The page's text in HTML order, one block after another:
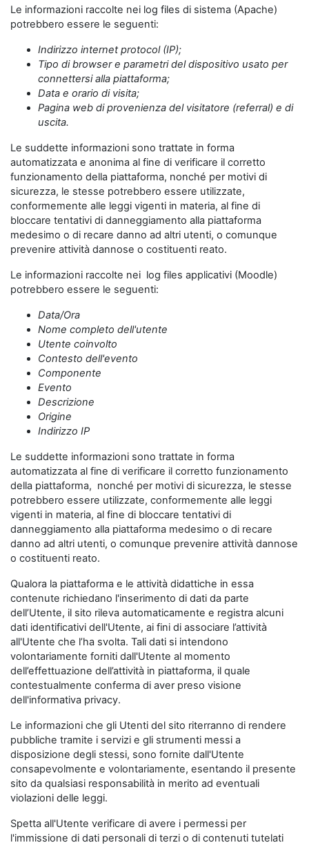
Le informazioni raccolte nei log files di sistema (Apache)
potrebbero essere le seguenti:
Indirizzo internet protocol (IP);
Tipo di browser e parametri del dispositivo usato per
connettersi alla piattaforma;
Data e orario di visita;
Pagina web di provenienza del visitatore (referral) e di
uscita.
Le suddette informazioni sono trattate in forma
automatizzata e anonima al fine di verificare il corretto
funzionamento della piattaforma, nonché per motivi di
sicurezza, le stesse potrebbero essere utilizzate,
conformemente alle leggi vigenti in materia, al fine di
bloccare tentativi di danneggiamento alla piattaforma
medesimo o di recare danno ad altri utenti, o comunque
prevenire attività dannose o costituenti reato.
Le informazioni raccolte nei log files applicativi (Moodle)
potrebbero essere le seguenti:
Data/Ora
Nome completo dell'utente
Utente coinvolto
Contesto dell'evento
Componente
Evento
Descrizione
Origine
Indirizzo IP
Le suddette informazioni sono trattate in forma
automatizzata al fine di verificare il corretto funzionamento
della piattaforma, nonché per motivi di sicurezza, le stesse
potrebbero essere utilizzate, conformemente alle leggi
vigenti in materia, al fine di bloccare tentativi di
danneggiamento alla piattaforma medesimo o di recare
danno ad altri utenti, o comunque prevenire attività dannose
o costituenti reato.
Qualora la piattaforma e le attività didattiche in essa
contenute richiedano l'inserimento di dati da parte
dell’Utente, il sito rileva automaticamente e registra alcuni
dati identificativi dell'Utente, ai fini di associare l’attività
all'Utente che l’ha svolta. Tali dati si intendono
volontariamente forniti dall'Utente al momento
dell’effettuazione dell’attività in piattaforma, il quale
contestualmente conferma di aver preso visione
dell'informativa privacy.
Le informazioni che gli Utenti del sito riterranno di rendere
pubbliche tramite i servizi e gli strumenti messi a
disposizione degli stessi, sono fornite dall'Utente
consapevolmente e volontariamente, esentando il presente
sito da qualsiasi responsabilità in merito ad eventuali
violazioni delle leggi.
Spetta all'Utente verificare di avere i permessi per
l'immissione di dati personali di terzi o di contenuti tutelati